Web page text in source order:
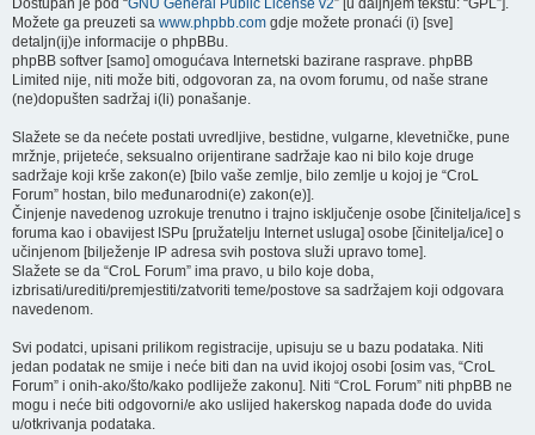
Dostupan je pod “GNU General Public License v2” [u daljnjem tekstu: “GPL”].
Možete ga preuzeti sa www.phpbb.com gdje možete pronaći (i) [sve]
detaljn(ij)e informacije o phpBBu.
phpBB softver [samo] omogućava Internetski bazirane rasprave. phpBB
Limited nije, niti može biti, odgovoran za, na ovom forumu, od naše strane
(ne)dopušten sadržaj i(li) ponašanje.
Slažete se da nećete postati uvredljive, bestidne, vulgarne, klevetničke, pune
mržnje, prijeteće, seksualno orijentirane sadržaje kao ni bilo koje druge
sadržaje koji krše zakon(e) [bilo vaše zemlje, bilo zemlje u kojoj je “CroL
Forum” hostan, bilo međunarodni(e) zakon(e)].
Činjenje navedenog uzrokuje trenutno i trajno isključenje osobe [činitelja/ice] s
foruma kao i obavijest ISPu [pružatelju Internet usluga] osobe [činitelja/ice] o
učinjenom [bilježenje IP adresa svih postova služi upravo tome].
Slažete se da “CroL Forum” ima pravo, u bilo koje doba,
izbrisati/urediti/premjestiti/zatvoriti teme/postove sa sadržajem koji odgovara
navedenom.
Svi podatci, upisani prilikom registracije, upisuju se u bazu podataka. Niti
jedan podatak ne smije i neće biti dan na uvid ikojoj osobi [osim vas, “CroL
Forum” i onih-ako/što/kako podliježe zakonu]. Niti “CroL Forum” niti phpBB ne
mogu i neće biti odgovorni/e ako uslijed hakerskog napada dođe do uvida
u/otkrivanja podataka.